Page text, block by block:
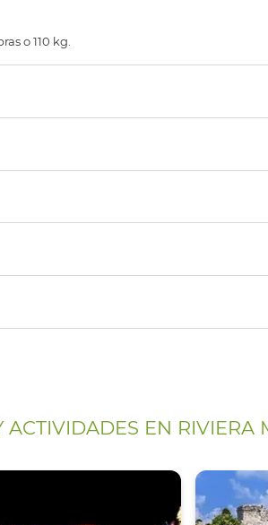
o 110 kg.
ACTIVIDADES EN RIVIERA